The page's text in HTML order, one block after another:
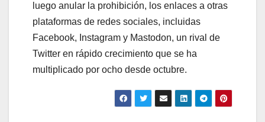
luego anular la prohibición, los enlaces a otras
plataformas de redes sociales, incluidas
Facebook, Instagram y Mastodon, un rival de
Twitter en rápido crecimiento que se ha
multiplicado por ocho desde octubre.